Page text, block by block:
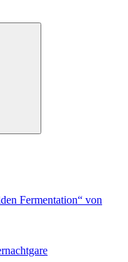
Fermentation“ von